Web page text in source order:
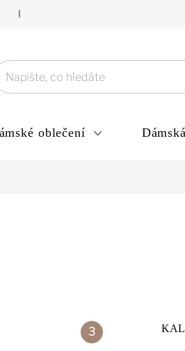
Podmínky ochrany osobních údajů
oblečení